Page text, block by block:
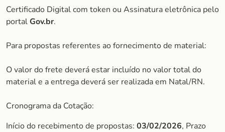
Certificado Digital com token ou Assinatura eletrônica pelo
portalGov.br.
Para propostas referentes ao fornecimento de material:
O valor do frete deverá estar incluído no valor total do
material e a entrega deverá ser realizada em Natal/RN.
Cronograma da Cotação:
Início do recebimento de propostas: 03/02/2026, Prazo